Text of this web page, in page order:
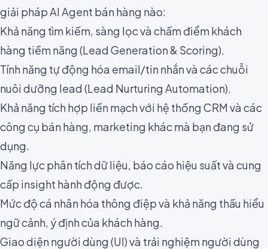
giải pháp AI Agent bán hàng nào:
Khả năng tìm kiếm, sàng lọc và chấm điểm khách
hàng tiềm năng (Lead Generation & Scoring).
Tính năng tự động hóa email/tin nhắn và các chuỗi
nuôi dưỡng lead (Lead Nurturing Automation).
Khả năng tích hợp liền mạch với hệ thống CRM và các
công cụ bán hàng, marketing khác mà bạn đang sử
dụng.
Năng lực phân tích dữ liệu, báo cáo hiệu suất và cung
cấp insight hành động được.
Mức độ cá nhân hóa thông điệp và khả năng thấu hiểu
ngữ cảnh, ý định của khách hàng.
Giao diện người dùng (UI) và trải nghiệm người dùng